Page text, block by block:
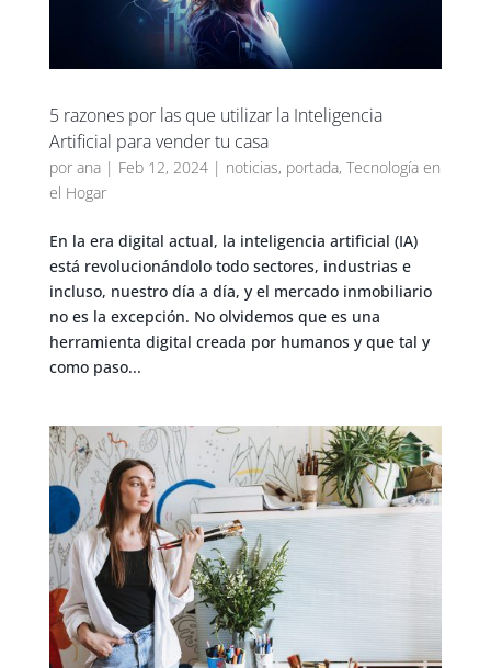
5 razones por las que utilizar la Inteligencia
Artificial para vender tu casa
por ana| Feb 12, 2024| noticias, portada, Tecnología en
el Hogar
En la era digital actual, la inteligencia artificial (IA)
está revolucionándolo todo sectores, industrias e
incluso, nuestro día a día, y el mercado inmobiliario
no es la excepción. No olvidemos que es una
herramienta digital creada por humanos y que tal y
como paso...